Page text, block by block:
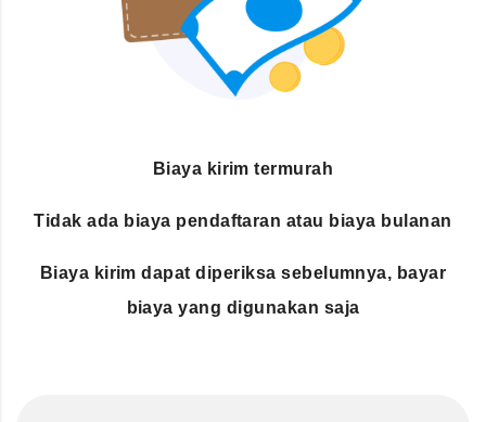
Biaya kirim termurah
Tidak ada biaya pendaftaran atau biaya bulanan
Biaya kirim dapat diperiksa sebelumnya, bayar
biaya yang digunakan saja